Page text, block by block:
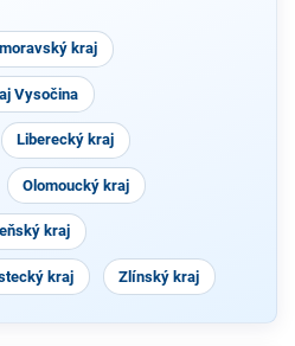
kraj
Vysočina
Liberecký kraj
Olomoucký kraj
kraj
kraj Zlínský kraj